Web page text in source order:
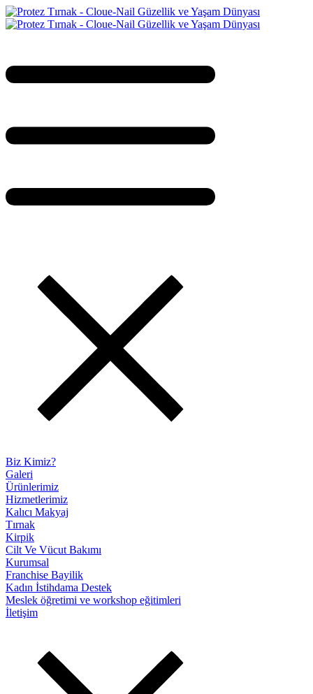
Biz Kimiz?
Galeri
Ürünlerimiz
Hizmetlerimiz
Kalıcı Makyaj
Tırnak
Kirpik
Cilt Ve Vücut Bakımı
Kurumsal
Franchise Bayilik
Kadın İstihdama Destek
Meslek öğretimi ve workshop eğitimleri
İletişim